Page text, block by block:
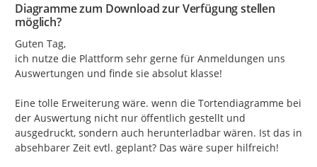
Diagramme zum Download zur Verfügung stellen
möglich?
Guten Tag,
ich nutze die Plattform sehr gerne für Anmeldungen uns
Auswertungen und finde sie absolut klasse!
Eine tolle Erweiterung wäre. wenn die Tortendiagramme bei
der Auswertung nicht nur öffentlich gestellt und
ausgedruckt, sondern auch herunterladbar wären. Ist das in
absehbarer Zeit evtl. geplant? Das wäre super hilfreich!